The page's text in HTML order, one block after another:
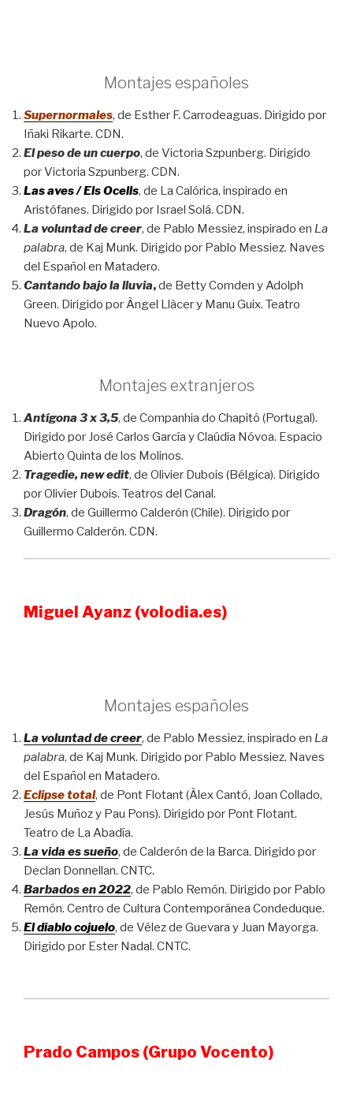
Montajes españoles
Supernormales, de Esther F. Carrodeaguas. Dirigido por
Iñaki Rikarte. CDN.
El peso de un cuerpo, de Victoria Szpunberg. Dirigido
por Victoria Szpunberg. CDN.
Las aves / Els Ocells, de La Calórica, inspirado en
Aristófanes. Dirigido por Israel Solá. CDN.
La voluntad de creer, de Pablo Messiez, inspirado en La
palabra, de Kaj Munk. Dirigido por Pablo Messiez. Naves
del Español en Matadero.
Cantando bajo la lluvia,de Betty Comden y Adolph
Green. Dirigido por Àngel Llàcer y Manu Guix. Teatro
Nuevo Apolo.
Montajes extranjeros
Antígona 3 x 3,5, de Companhia do Chapitô (Portugal).
Dirigido por José Carlos García y Claúdia Nóvoa. Espacio
Abierto Quinta de los Molinos.
Tragedie, new edit, de Olivier Dubois (Bélgica). Dirigido
por Olivier Dubois. Teatros del Canal.
Dragón, de Guillermo Calderón (Chile). Dirigido por
Guillermo Calderón. CDN.
Miguel Ayanz (volodia.es)
Montajes españoles
La voluntad de creer, de Pablo Messiez, inspirado en La
palabra, de Kaj Munk. Dirigido por Pablo Messiez. Naves
del Español en Matadero.
Eclipse total, de Pont Flotant (Àlex Cantó, Joan Collado,
Jesús Muñoz y Pau Pons). Dirigido por Pont Flotant.
Teatro de La Abadía.
La vida es sueño, de Calderón de la Barca. Dirigido por
Declan Donnellan. CNTC.
Barbados en 2022, de Pablo Remón. Dirigido por Pablo
Remón. Centro de Cultura Contemporánea Condeduque.
El diablo cojuelo, de Vélez de Guevara y Juan Mayorga.
Dirigido por Ester Nadal. CNTC.
Prado Campos (Grupo Vocento)